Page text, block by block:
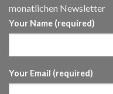
monatlichen Newsletter
Your Name (required)
Your Email (required)